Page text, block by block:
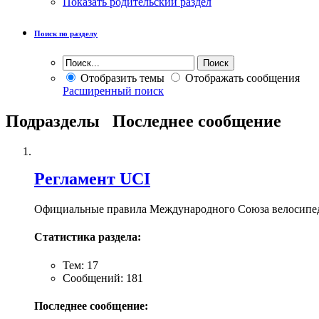
Поиск по разделу
Отобразить темы
Отображать сообщения
Расширенный поиск
Подразделы Последнее сообщение
Регламент UCI
Официальные правила Международного Союза
Статистика раздела:
Тем: 17
Сообщений: 181
Последнее сообщение: